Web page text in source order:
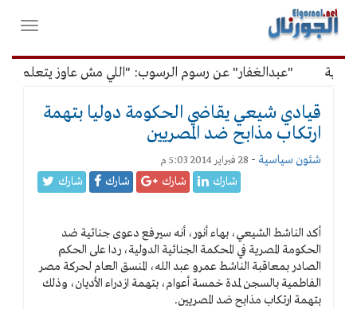
القائمة
الرئيسية
فتح
"عبدالغفار" عن رسوم الرسوب: "اللي مش عاوز يتعلم
قيادي شيعي يقاضي الحكومة دوليا بتهمة
ارتكاب مذابح ضد المصريين
شئون سياسية - 28 فبراير 2014 5:03 م
شارك شارك شارك شارك
أكد الناشط الشيعي، بهاء أنور، أنه سيرفع دعوى جنائية ضد
الحكومة المصرية في المحكمة الجنائية الدولية، ردا على الحكم
الصادر بمعاقبة الناشط عمرو عبد الله، المنسق العام لحركة مصر
الفاطمية بالسجن لمدة خمسة أعوام، بتهمة ازدراء الأديان، وذلك
بتهمة ارتكاب مذابح ضد المصريين.